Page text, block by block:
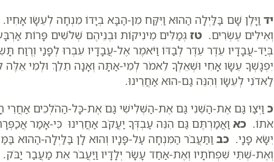
יד וַיָּלֶן שָׁם בַּלַּיְלָה הַהוּא וַיִּקַּח מִן-הַבָּא בְיָדוֹ מִנְחָה לְעֵשָׂו אָחִיו.
וְאֵילִים עֶשְׂרִים. טז גְּמַלִּים מֵינִיקוֹת וּבְנֵיהֶם שְׁלֹשִׁים פָּרוֹת
בְּיַד-עֲבָדָיו עֵדֶר עֵדֶר לְבַדּוֹ וַיֹּאמֶר אֶל-עֲבָדָיו עִבְרוּ לְפָנַי וְרֶוַח
יִפְגָשְׁךָ עֵשָׂו אָחִי וּשְׁאֵלְךָ לֵאמֹר לְמִי-אַתָּה וְאָנָה תֵלֵךְ וּלְמִי אֵלֶּה
לַאדֹנִי לְעֵשָׂו וְהִנֵּה גַם-הוּא אַחֲרֵינוּ.
כ וַיְצַו גַּם אֶת-הַשֵּׁנִי גַּם אֶת-הַשְּׁלִישִׁי גַּם אֶת-כָּל-הַהֹלְכִים
אֹתוֹ. כא וַאֲמַרְתֶּם גַּם הִנֵּה עַבְדְּךָ יַעֲקֹב אַחֲרֵינוּ כִּי-אָמַר
יִשָּׂא פָנָי. כב וַתַּעֲבֹר הַמִּנְחָה עַל-פָּנָיו וְהוּא לָן בַּלַּיְלָה-הַהוּא
וְאֶת-שְׁתֵּי שִׁפְחֹתָיו וְאֶת-אַחַד עָשָׂר יְלָדָיו וַיַּעֲבֹר אֵת מַעֲבַר יַבֹּק.